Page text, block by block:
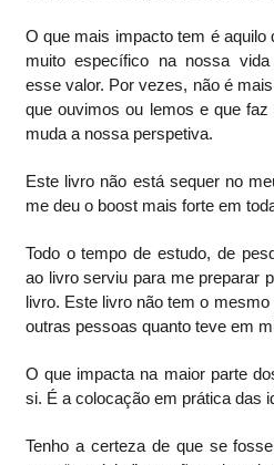
O que mais impacto tem é aquilo
muito específico na nossa
esse valor. Por vezes, não é
que ouvimos ou lemos e que
muda a nossa perspetiva.
Este livro não está sequer no
me deu o boost mais forte em
Todo o tempo de estudo, de
ao livro serviu para me preparar
livro. Este livro não tem o
outras pessoas quanto teve em
O que impacta na maior parte
si. É a colocação em prática das
Tenho a certeza de que se